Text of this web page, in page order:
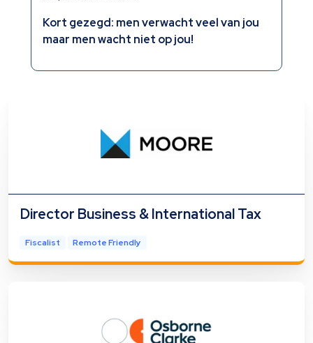
Kort gezegd: men verwacht veel van jou
maar men wacht niet op jou!
Director Business & International Tax
Fiscalist Remote Friendly